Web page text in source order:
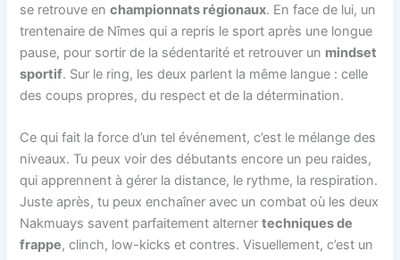
se retrouve enchampionnats régionaux. En face de lui, un
trentenaire de Nîmes qui a repris le sport après une longue
pause, pour sortir de la sédentarité et retrouver un mindset
sportif. Sur le ring, les deux parlent la même langue : celle
des coups propres, du respect et de la détermination.
Ce qui fait la force d’un tel événement, c’est le mélange des
niveaux. Tu peux voir des débutants encore un peu raides,
qui apprennent à gérer la distance, le rythme, la respiration.
Juste après, tu peux enchaîner avec un combat où les deux
Nakmuays savent parfaitement alternertechniques de
frappe, clinch, low-kicks et contres. Visuellement, c’est un